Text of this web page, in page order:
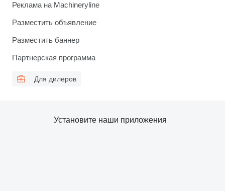
Реклама на Machineryline
Разместить объявление
Разместить баннер
Партнерская программа
Для дилеров
Установите наши приложения